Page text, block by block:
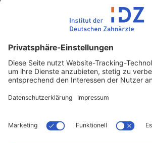
Web: www.idz.institute
Partnerseiten